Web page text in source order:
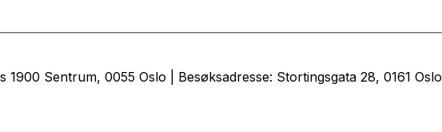
1900 Sentrum, 0055 Oslo | Besøksadresse: Stortingsgata 28, 0161 Oslo